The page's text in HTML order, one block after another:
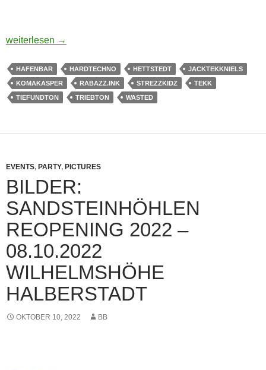
BILDER: BRAINDEAD Hafenbar Hettstedt 30.10.2022
weiterlesen →
HAFENBAR HARDTECHNO HETTSTEDT
JACKTEKKNIELS
KOMAKASPER
RABAZZ.INK STREZZKIDZ
TEKK
TIEFUNDTON
TRIEBTON WASTED
EVENTS, PARTY, PICTURES
BILDER:
SANDSTEINHÖHLEN
REOPENING 2022 –
08.10.2022
WILHELMSHÖHE
HALBERSTADT
OKTOBER 10, 2022 BB